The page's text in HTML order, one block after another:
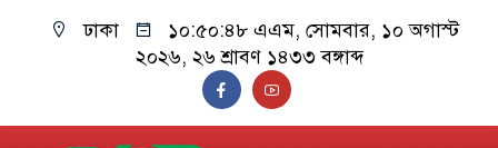
ঢাকা ১০:৫০:৪৮ এএম, সোমবার, ১০ অগাস্ট
২০২৬, ২৬ শ্রাবণ ১৪৩৩ বঙ্গাব্দ